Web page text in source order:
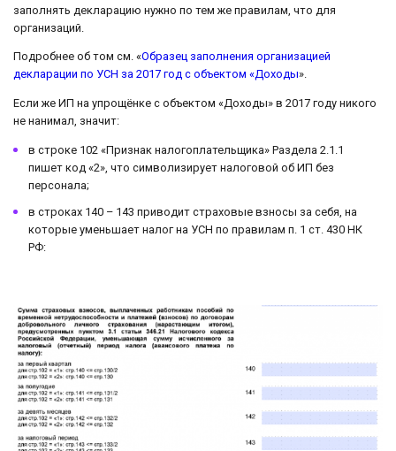
заполнять декларацию нужно по тем же правилам, что для
организаций.
Подробнее об том см. «Образец заполнения организацией
декларации по УСН за 2017 год с объектом «Доходы».
Если же ИП на упрощёнке с объектом «Доходы» в 2017 году никого
не нанимал, значит:
в строке 102 «Признак налогоплательщика» Раздела 2.1.1
пишет код «2», что символизирует налоговой об ИП без
персонала;
в строках 140 – 143 приводит страховые взносы за себя, на
которые уменьшает налог на УСН по правилам п. 1 ст. 430 НК
РФ: